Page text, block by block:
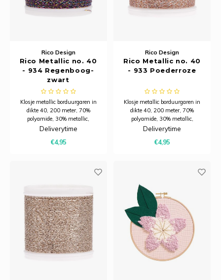
Rico Design
Rico Metallic no. 40
- 934 Regenboog-
zwart
Klosje metallic borduurgaren in
dikte 40, 200 meter, 70%
polyamide, 30% metallic,
wasbaar op 60 graden. Niet
Deliverytime
€4,95
Rico Design
Rico Metallic no. 40
- 933 Poederroze
Klosje metallic borduurgaren in
dikte 40, 200 meter, 70%
polyamide, 30% metallic,
wasbaar op 60 graden. Niet
Deliverytime
€4,95